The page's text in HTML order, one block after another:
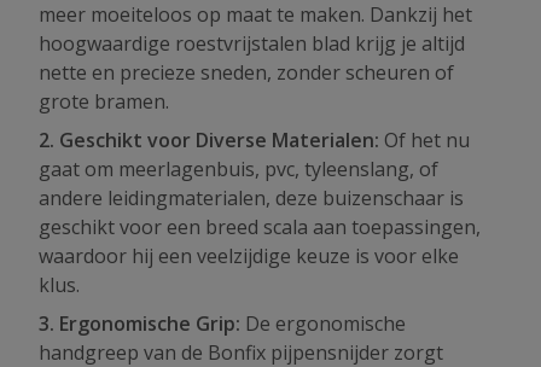
meer moeiteloos op maat te maken. Dankzij het
hoogwaardige roestvrijstalen blad krijg je altijd
nette en precieze sneden, zonder scheuren of
grote bramen.
2. Geschikt voor Diverse Materialen: Of het nu
gaat om meerlagenbuis, pvc, tyleenslang, of
andere leidingmaterialen, deze buizenschaar is
geschikt voor een breed scala aan toepassingen,
waardoor hij een veelzijdige keuze is voor elke
klus.
3. Ergonomische Grip: De ergonomische
handgreep van de Bonfix pijpensnijder zorgt